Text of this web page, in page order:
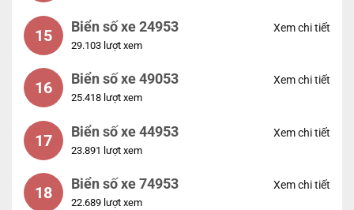
15 Biển số xe 24953
29.103 lượt xem
Xem chi tiết
16 Biển số xe 49053
25.418 lượt xem
Xem chi tiết
17 Biển số xe 44953
23.891 lượt xem
Xem chi tiết
18 Biển số xe 74953
22.689 lượt xem
Xem chi tiết